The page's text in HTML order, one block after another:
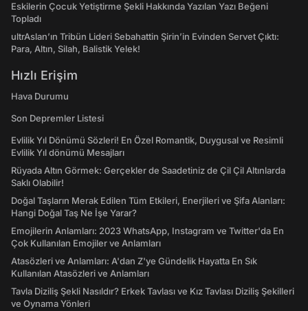
Eskilerin Çocuk Yetiştirme Şekli Hakkında Yazılan Yazı Beğeni
Topladı
ultrAslan’ın Tribün Lideri Sebahattin Şirin’in Evinden Servet Çıktı:
Para, Altın, Silah, Balistik Yelek!
Hızlı Erişim
Hava Durumu
Son Depremler Listesi
Evlilik Yıl Dönümü Sözleri! En Özel Romantik, Duygusal ve Resimli
Evlilik Yıl dönümü Mesajları
Rüyada Altın Görmek: Gerçekler de Saadetiniz de Çil Çil Altınlarda
Saklı Olabilir!
Doğal Taşların Merak Edilen Tüm Etkileri, Enerjileri ve Şifa Alanları:
Hangi Doğal Taş Ne İşe Yarar?
Emojilerin Anlamları: 2023 WhatsApp, Instagram ve Twitter'da En
Çok Kullanılan Emojiler ve Anlamları
Atasözleri ve Anlamları: A'dan Z'ye Gündelik Hayatta En Sık
Kullanılan Atasözleri ve Anlamları
Tavla Diziliş Şekli Nasıldır? Erkek Tavlası ve Kız Tavlası Diziliş Şekilleri
ve Oynama Yönleri